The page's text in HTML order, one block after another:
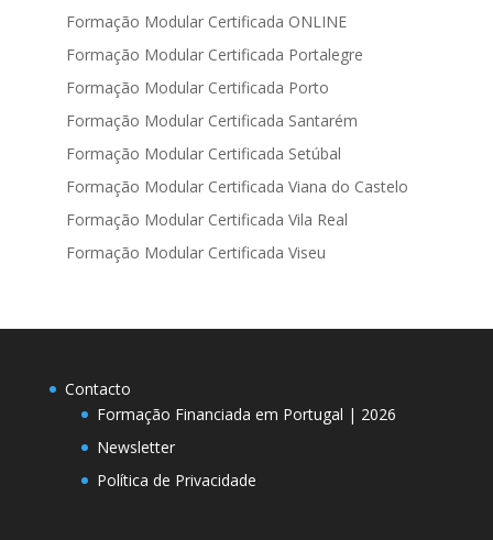
Formação Modular Certificada ONLINE
Formação Modular Certificada Portalegre
Formação Modular Certificada Porto
Formação Modular Certificada Santarém
Formação Modular Certificada Setúbal
Formação Modular Certificada Viana do Castelo
Formação Modular Certificada Vila Real
Formação Modular Certificada Viseu
Contacto
Formação Financiada em Portugal | 2026
Newsletter
Política de Privacidade